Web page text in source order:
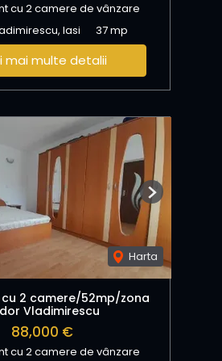
cu 2 camere de vânzare
Iasi
37 mp
mai multe detalii
Harta
Next
2 camere/52mp/zona
Vladimirescu
88,000 €
cu 2 camere de vânzare